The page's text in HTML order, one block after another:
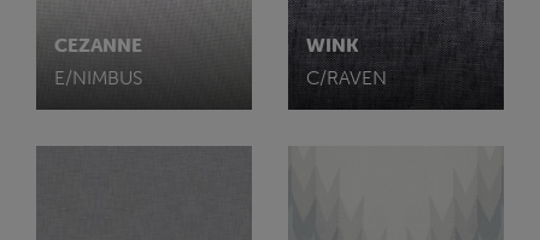
CEZANNE
E/NIMBUS
WINK
C/RAVEN